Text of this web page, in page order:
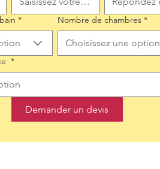
* Nombre de chambres *
Choisissez une option
*
Demander un devis